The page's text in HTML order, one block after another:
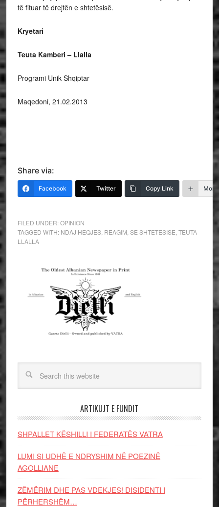
të fituar të drejtën e shtetësisë.
Kryetari
Teuta Kamberi – Llalla
Programi Unik Shqiptar
Maqedoni, 21.02.2013
Share via:
Facebook Twitter Copy Link More
FILED UNDER:OPINION
TAGGED WITH: NDAJ HEQJES, REAGIM SE SHTETESISE TEUTA
LLALLA
ARTIKUJT E FUNDIT
SHPALLET KËSHILLI I FEDERATËS VATRA
LUMI SI UDHË E NDRYSHIM NË POEZINË
AGOLLIANE
ZËMËRIM DHE PAS VDEKJES! DISIDENTI I
PËRHERSHËM…